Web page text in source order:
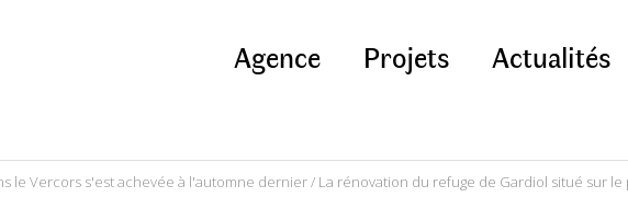
Agence Projets Actualités
le Vercors s'est achevée à l'automne dernier/ La rénovation du refuge de Gardiol situé sur le